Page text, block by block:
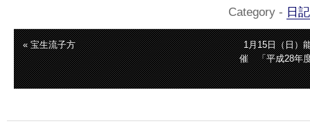
Category - 日記
« 宝生流子方
1月15日（日）
催 「平成28年